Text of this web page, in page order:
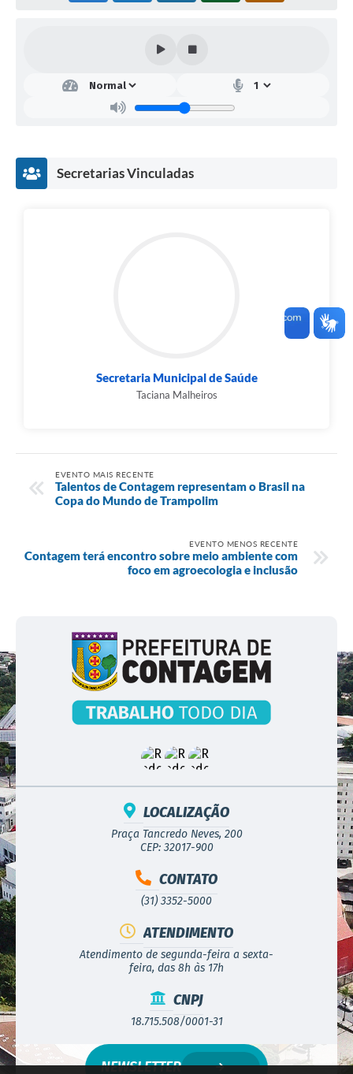
Secretarias Vinculadas
Secretaria Municipal de Saúde
Taciana Malheiros
EVENTO MAIS RECENTE
Talentos de Contagem representam o Brasil na
Copa do Mundo de Trampolim
EVENTO MENOS RECENTE
Contagem terá encontro sobre meio ambiente com
foco em agroecologia e inclusão
LOCALIZAÇÃO
Praça Tancredo Neves, 200
CEP: 32017-900
CONTATO
(31) 3352-5000
ATENDIMENTO
Atendimento de segunda-feira a sexta-
feira, das 8h às 17h
CNPJ
18.715.508/0001-31
NEWSLETTER